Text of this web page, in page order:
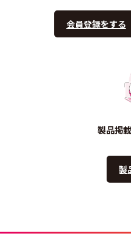
会員登録をする
製品掲
製